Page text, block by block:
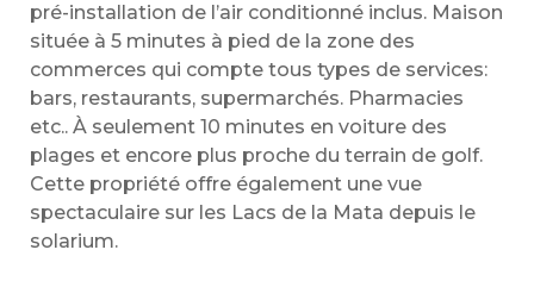
pré-installation de l’air conditionné inclus. Maison
située à 5 minutes à pied de la zone des
commerces qui compte tous types de services:
bars, restaurants, supermarchés. Pharmacies
etc.. À seulement 10 minutes en voiture des
plages et encore plus proche du terrain de golf.
Cette propriété offre également une vue
spectaculaire sur les Lacs de la Mata depuis le
solarium.